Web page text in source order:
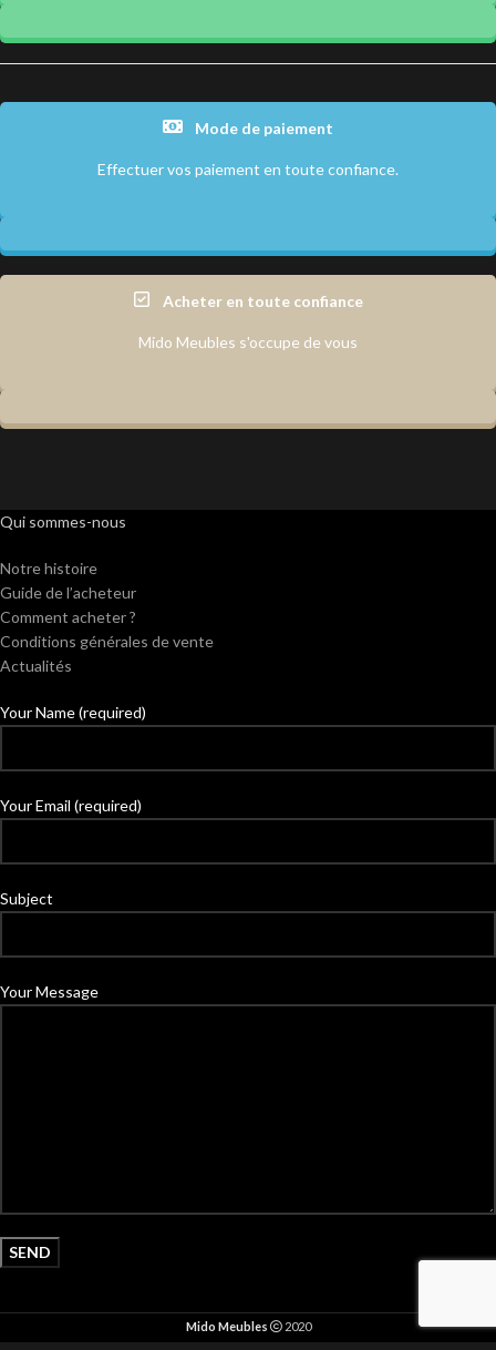
Mode de paiement
Effectuer vos paiement en toute confiance.
Acheter en toute confiance
Mido Meubles s'occupe de vous
Qui sommes-nous
Notre histoire
Guide de l’acheteur
Comment acheter ?
Conditions générales de vente
Actualités
Your Name (required)
Your Email (required)
Subject
Your Message
Mido Meubles 2020